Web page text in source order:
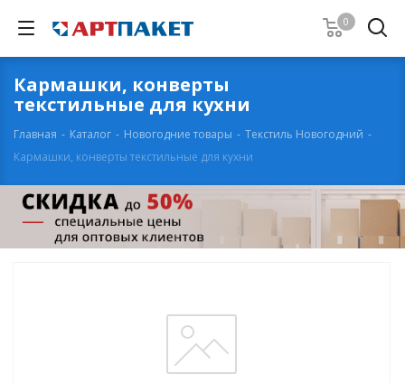
0
Кармашки, конверты
текстильные для кухни
Главная - Каталог - Новогодние товары - Текстиль Новогодний -
Кармашки, конверты текстильные для кухни